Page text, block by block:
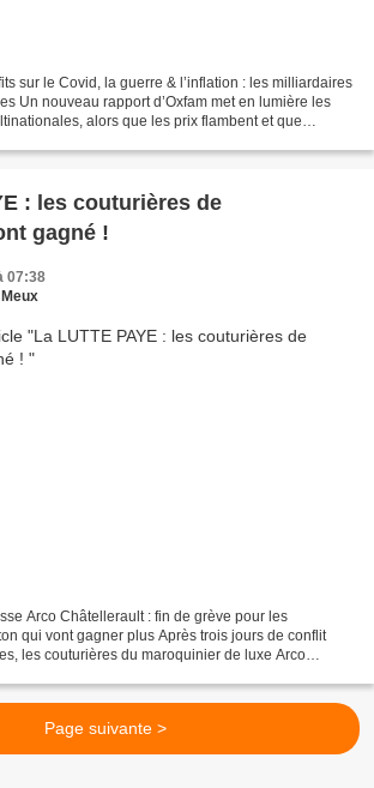
sur le Covid, la guerre & l’inflation : les milliardaires
Un nouveau rapport d’Oxfam met en lumière les
alors que les prix flambent et que
: les couturières de
gagné !
07:38
Arco Châtellerault : fin de grève pour les
qui vont gagner plus Après trois jours de conflit
les couturières du maroquinier de luxe Arco
Page suivante >